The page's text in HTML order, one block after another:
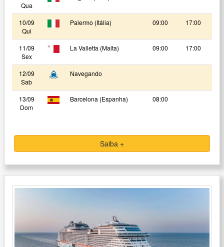
Qua
10/09
Qui
Palermo (Itália) 09:00 17:00
11/09
Sex
La Valletta (Malta) 09:00 17:00
12/09
Sab
Navegando
13/09
Dom
Barcelona (Espanha) 08:00
Saiba +